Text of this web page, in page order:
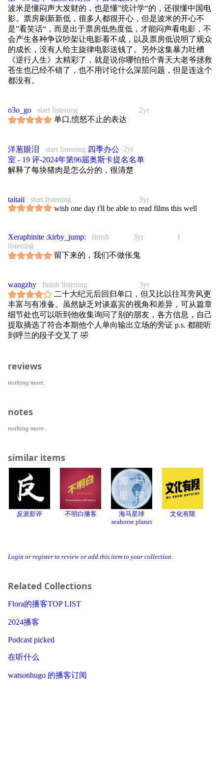
Login or register to review or add this item to your collection.
Related Collections
Flora的播客TOP LIST
2024播客
Podcast picked
在听什么
watsonhugo 的播客订阅
波米是懂闷声大发财的，也是懂”统计学“的，还很懂中国电
影。票房刷新新低，很多人都很开心，但是波米的开心不
是”看笑话“，而是出于票房低热度低，才能闷声看电影，不
会产生各种争议吵架让电影看不成，以及票房低说明了观众
的成长，没有人给主旋律电影送钱了。另外这集暴力吐槽
《逆行人生》太精彩了，就是说你哪怕拍个青天大老爷拯救
苍生也已经不错了，也不用讨论什么深层问题，但是连这个
都没有。
2yr
o3o_go
start listening
单口,愤怒不止的表达
2yr
洋葱眼泪 start listening 四季办公
室 - 19 评-2024年第96届奥斯卡提名名单
解释了每块猪肉是怎么分的，很清楚
3yr
taitaii
start listening
wish one day i'll be able to read films this well
3yr 1
Xeraphinite :kirby_jump:
finish
listening
留下来的，我们不做伥鬼
3yr
wangzhy
finish listening
二十大纪元后回归单口，但又比以往耳旁风更
丰富与有准备。虽然缺乏对谈嘉宾的视角和差异，可从篇章
细节处也可以听到他收集询问了别的朋友，各方信息，自己
提取摘选了符合本期他个人单向输出立场的旁证 p.s. 都能听
到呼兰的段子交叉了 🤣
reviews
nothing more.
notes
nothing more.
similar items
反派影评 不明白播客
海马星球
seahorse planet
文化有限